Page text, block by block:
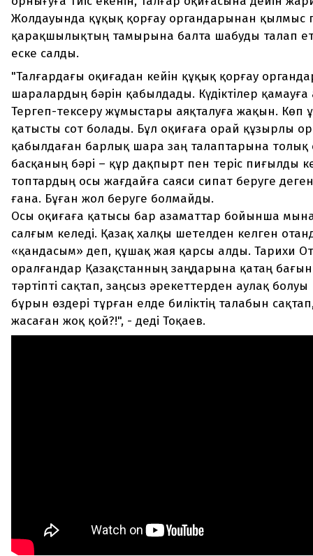
Жолдауында құқық қорғау органдарынан қылмыс
қарақшылықтың тамырына балта шабуды талап
еске салды.
"Талғардағы оқиғадан кейін құқық қорғау
шаралардың бәрін қабылдады. Күдіктілер
Тергеп-тексеру жұмыстары аяқталуға жақын. Көп
қатысты сот болады. Бұл оқиғаға орай құзырлы
қабылдаған барлық шара заң талаптарына толық
басқаның бәрі – құр дақпырт пен теріс пиғылды
топтардың осы жағдайға саяси сипат беруге
ғана. Бұған жол беруге болмайды.
Осы оқиғаға қатысы бар азаматтар бойынша мына
салғым келеді. Қазақ халқы шетелден келген
«қандасым» деп, құшақ жая қарсы алды. Тарихи
оралғандар Қазақстанның заңдарына қатаң
тәртіпті сақтап, заңсыз әрекеттерден аулақ
бұрын өздері тұрған елде биліктің талабын
жасаған жоқ қой?!", - деді Тоқаев.